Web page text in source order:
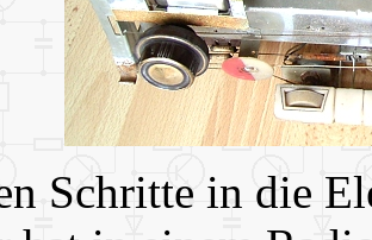
Schritte in die